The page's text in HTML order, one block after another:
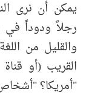
يمكن أن نرى
رجلاً ودوداً في
والقليل من
القريب (أو
"أمريكا؟